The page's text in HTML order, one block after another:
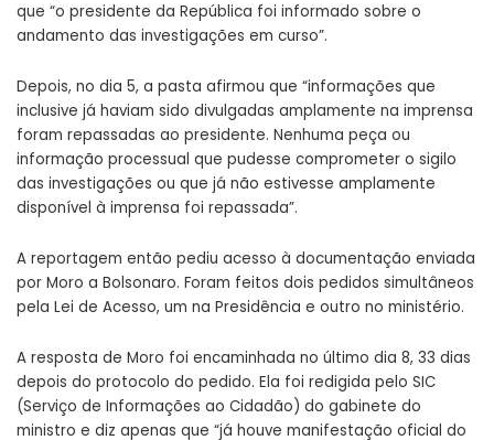
que “o presidente da República foi informado sobre o
andamento das investigações em curso”.
Depois, no dia 5, a pasta afirmou que “informações que
inclusive já haviam sido divulgadas amplamente na imprensa
foram repassadas ao presidente. Nenhuma peça ou
informação processual que pudesse comprometer o sigilo
das investigações ou que já não estivesse amplamente
disponível à imprensa foi repassada”.
A reportagem então pediu acesso à documentação enviada
por Moro a Bolsonaro. Foram feitos dois pedidos simultâneos
pela Lei de Acesso, um na Presidência e outro no ministério.
A resposta de Moro foi encaminhada no último dia 8, 33 dias
depois do protocolo do pedido. Ela foi redigida pelo SIC
(Serviço de Informações ao Cidadão) do gabinete do
ministro e diz apenas que “já houve manifestação oficial do